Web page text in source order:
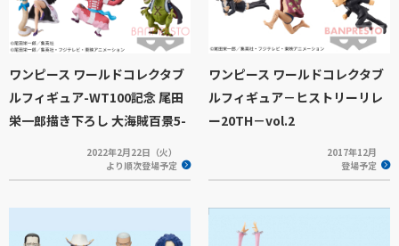
ワンピース ワールドコレクタブ
ルフィギュア-WT100記念 尾田
栄一郎描き下ろし 大海賊百景5-
2022年2月22日（火）
より順次登場予定
ワンピース ワールドコレクタブ
ルフィギュア－ヒストリーリレ
ー20TH－vol.2
2017年12月
登場予定